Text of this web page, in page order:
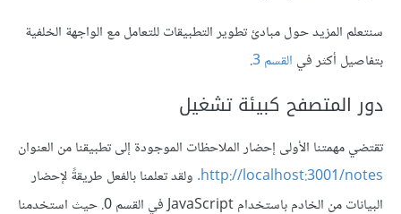
سنتعلم المزيد حول مبادئ تطوير التطبيقات للتعامل مع الواجهة الخلفية
بتفاصيل أكثر في القسم 3 .
دور المتصفح كبيئة تشغيل
تقتضي مهمتنا الأولى إحضار الملاحظات الموجودة إلى تطبيقنا من العنوان
http://localhost:3001/notes. ولقد تعلمنا بالفعل طريقةً لإحضار
البيانات من الخادم باستخدام JavaScript في القسم 0. حيث استخدمنا